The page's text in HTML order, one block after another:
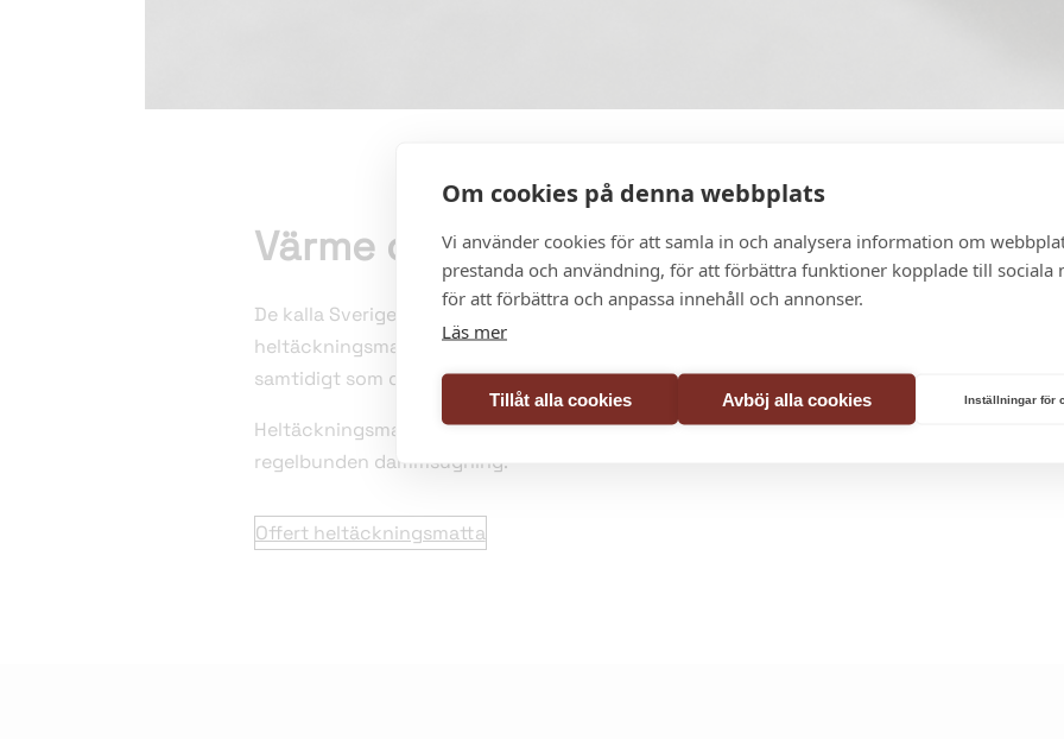
Om cookies på denna webbplats
Vi använder cookies för att samla in och analysera information om
prestanda och användning, för att förbättra funktioner kopplade till sociala
för att förbättra och anpassa innehåll och annonser.
Läs mer
Tillåt alla cookies Avböj alla cookies Inställningar för
Värme och komfort i varje steg
De kalla Sverigevintrarna är inte så kalla längre när du kliver på en varm
heltäckningsmatta ger en mysig känsla och ser till så att ditt hem känns varmt och
samtidigt som det blir en fantastisk plats för din familj att umgås, leka och ha kul på.
Heltäckningsmattor reducerar också buller och ljud och underhålls även relativt enkelt
regelbunden dammsugning.
Offert heltäckningsmatta